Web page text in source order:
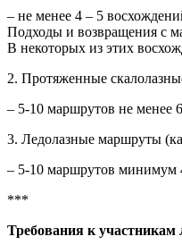
– не менее 4 – 5
Подходы и возвращения с
В некоторых из этих
2. Протяженные
– 5-10 маршрутов не менее
3. Ледолазные маршруты
– 5-10 маршрутов минимум
***
Требования к